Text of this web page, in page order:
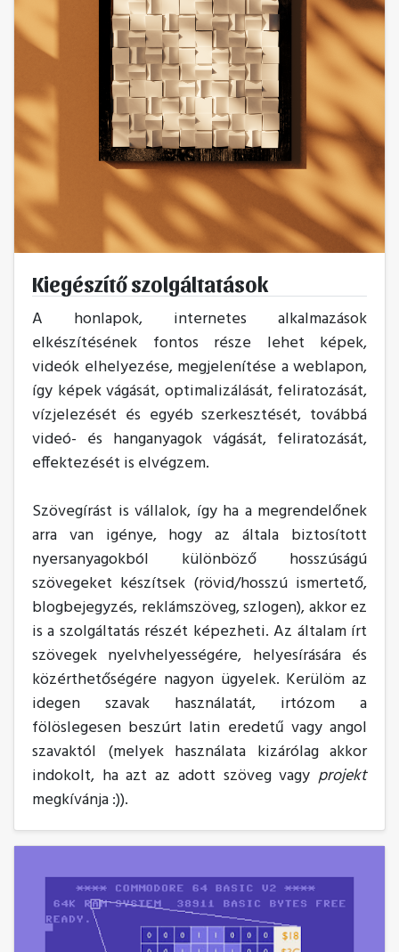
Kiegészítő szolgáltatások
A honlapok, internetes alkalmazások
elkészítésének fontos része lehet képek,
videók elhelyezése, megjelenítése a weblapon,
így képek vágását, optimalizálását, feliratozását,
vízjelezését és egyéb szerkesztését, továbbá
videó- és hanganyagok vágását, feliratozását,
effektezését is elvégzem.
Szövegírást is vállalok, így ha a megrendelőnek
arra van igénye, hogy az általa biztosított
nyersanyagokból különböző hosszúságú
szövegeket készítsek (rövid/hosszú ismertető,
blogbejegyzés, reklámszöveg, szlogen), akkor ez
is a szolgáltatás részét képezheti. Az általam írt
szövegek nyelvhelyességére, helyesírására és
közérthetőségére nagyon ügyelek. Kerülöm az
idegen szavak használatát, irtózom a
fölöslegesen beszúrt latin eredetű vagy angol
szavaktól (melyek használata kizárólag akkor
indokolt, ha azt az adott szöveg vagy projekt
megkívánja :)).